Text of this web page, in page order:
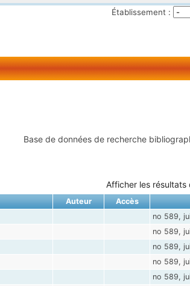
Établissement :
Base de données de recherche
Afficher les résultats
Auteur Accès
no 589,
no 589,
no 589,
no 589,
no 589,